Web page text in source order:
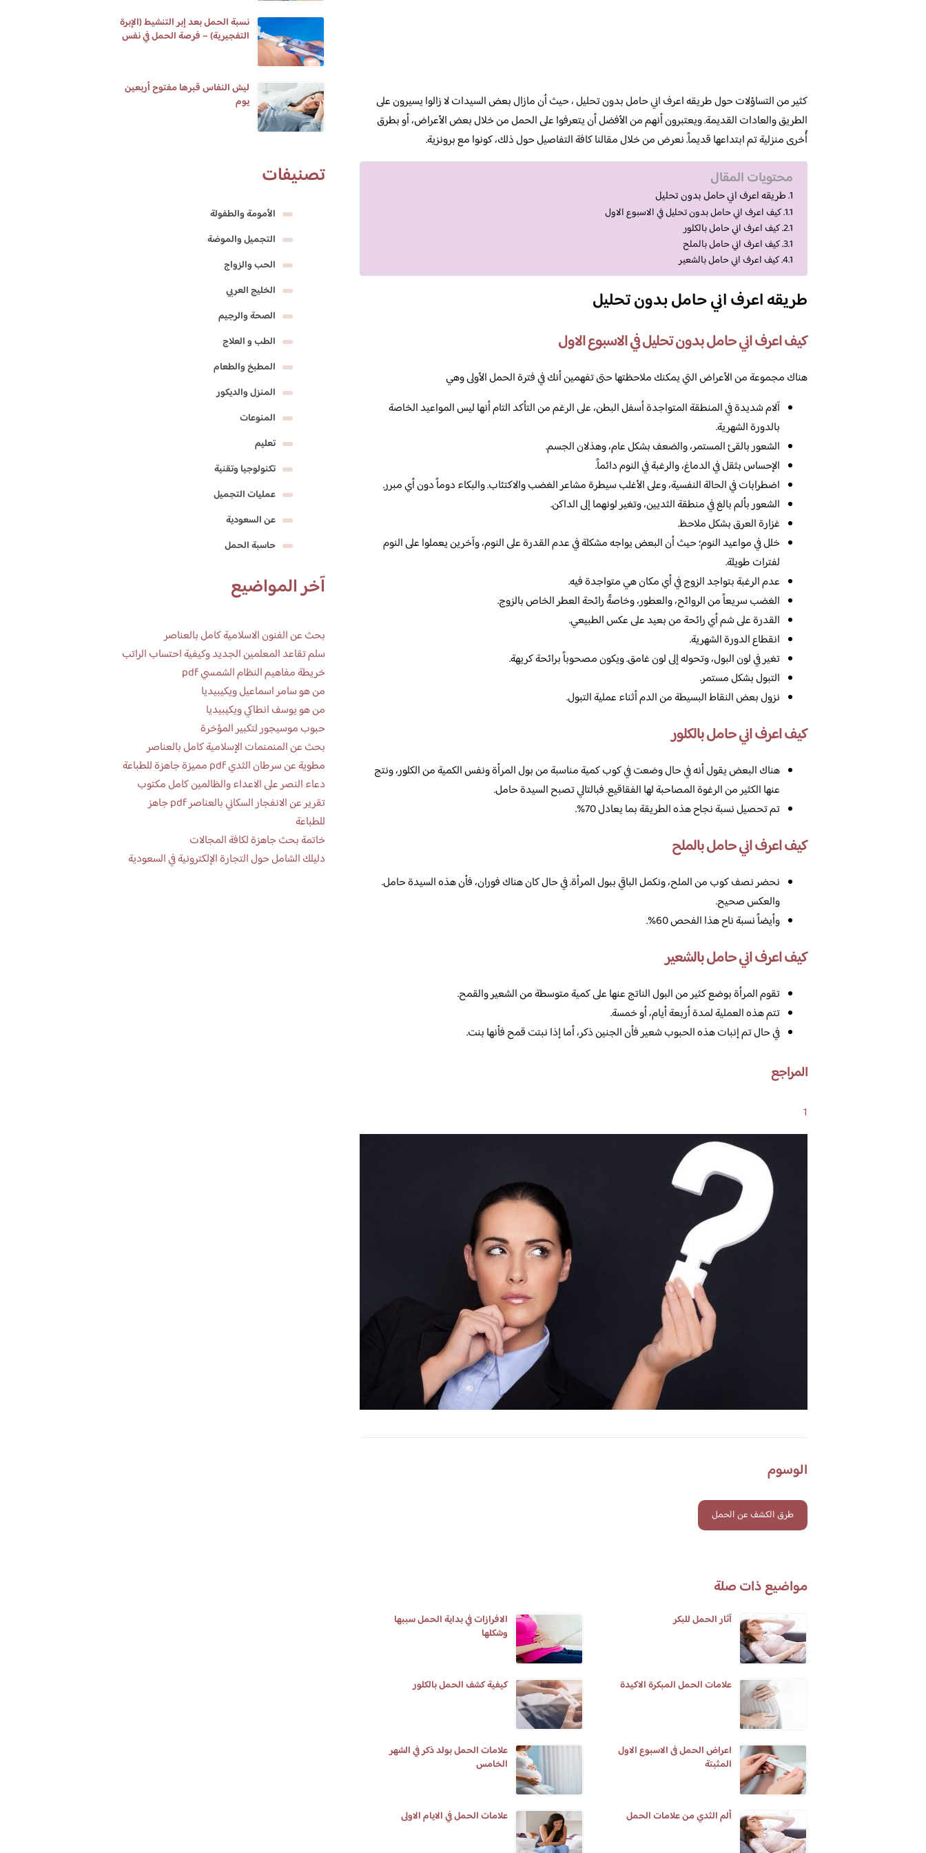
كثير من التساؤلات حول طريقه اعرف اني حامل بدون تحليل ، حيث أن مازال بعض السيدات لا زالوا يسيرون على
الطريق والعادات القديمة. ويعتبرون أنهم من الأفضل أن يتعرفوا على الحمل من خلال بعض الأعراض، أو بطرق
أُخرى منزلية تم ابتداعها قديماً. نعرض من خلال مقالنا كافة التفاصيل حول ذلك، كونوا مع برونزية.
محتويات المقال
طريقه اعرف اني حامل بدون تحليل
كيف اعرف اني حامل بدون تحليل في الاسبوع الاول
كيف اعرف اني حامل بالكلور
كيف اعرف اني حامل بالملح
كيف اعرف اني حامل بالشعير
طريقه اعرف اني حامل بدون تحليل
كيف اعرف اني حامل بدون تحليل في الاسبوع الاول
هناك مجموعة من الأعراض التي يمكنك ملاحظتها حتى تفهمين أنك في فترة الحمل الأولى وهي
آلام شديدة في المنطقة المتواجدة أسفل البطن، على الرغم من التأكد التام أنها ليس المواعيد الخاصة
بالدورة الشهرية.
الشعور بالقئ المستمر، والضعف بشكل عام، وهذلان الجسم.
الإحساس بثقل في الدماغ، والرغبة في النوم دائماً.
اضطرابات في الحالة النفسية، وعلى الأغلب سيطرة مشاعر الغضب والاكتئاب. والبكاء دوماً دون أي مبرر.
الشعور بألم بالغ في منطقة الثديين، وتغير لونهما إلى الداكن.
غزارة العرق بشكل ملاحظ.
خلل في مواعيد النوم؛ حيث أن البعض يواجه مشكلة في عدم القدرة على النوم، وآخرين يعملوا على النوم
لفترات طويلة.
عدم الرغبة بتواجد الزوج في أي مكان هي متواجدة فيه.
الغضب سريعاً من الروائح، والعطور، وخاصةً رائحة العطر الخاص بالزوج.
القدرة على شم أي رائحة من بعيد على عكس الطبيعي.
انقطاع الدورة الشهرية.
تغير في لون البول، وتحوله إلى لون غامق. ويكون مصحوباً برائحة كريهة.
التبول بشكل مستمر.
نزول بعض النقاط البسيطة من الدم أثناء عملية التبول.
كيف اعرف اني حامل بالكلور
هناك البعض يقول أنه في حال وضعت في كوب كمية مناسبة من بول المرأة ونفس الكمية من الكلور، ونتج
عنها الكثير من الرغوة المصاحبة لها الفقاقيع. فبالتالي تصبح السيدة حامل.
تم تحصيل نسبة نجاح هذه الطريقة بما يعادل 70%.
كيف اعرف اني حامل بالملح
نحضر نصف كوب من الملح، ونكمل الباقي ببول المرأة. في حال كان هناك فوران، فأن هذه السيدة حامل.
والعكس صحيح.
وأيضاً نسبة ناح هذا الفحص 60%.
كيف اعرف اني حامل بالشعير
تقوم المرأة بوضع كثير من البول الناتج عنها على كمية متوسطة من الشعير والقمح.
تتم هذه العملية لمدة أربعة أيام، أو خمسة.
في حال تم إنبات هذه الحبوب شعير فأن الجنين ذكر، أما إذا نبتت قمح فأنها بنت.
المراجع
1
الوسوم
طرق الكشف عن الحمل
مواضيع ذات صلة
آثار الحمل للبكر
الافرازات في بداية الحمل سببها
وشكلها
علامات الحمل المبكرة الاكيدة كيفية كشف الحمل بالكلور
اعراض الحمل فى الاسبوع الاول
المثبتة
علامات الحمل بولد ذكر في الشهر
الخامس
ألم الثدي من علامات الحمل علامات الحمل في الايام الاولى
نسبة الحمل بعد إبر التنشيط (الإبرة
التفجيرية) – فرصة الحمل في نفس
ليش النفاس قبرها مفتوح أربعين
يوم
تصنيفات
الأمومة والطفولة
التجميل والموضة
الحب والزواج
الخليج العربي
الصحة والرجيم
الطب و العلاج
المطبخ والطعام
المنزل والديكور
المنوعات
تعليم
تكنولوجيا وتقنية
عمليات التجميل
عن السعودية
حاسبة الحمل
آخر المواضيع
بحث عن الفنون الاسلامية كامل بالعناصر
سلم تقاعد المعلمين الجديد وكيفية احتساب الراتب
خريطة مفاهيم النظام الشمسي pdf
من هو سامر اسماعيل ويكيبيديا
من هو يوسف انطاكي ويكيبيديا
حبوب موسيجور لتكبير المؤخرة
بحث عن المنمنمات الإسلامية كامل بالعناصر
مطوية عن سرطان الثدي pdf مميزة جاهزة للطباعة
دعاء النصر على الاعداء والظالمين كامل مكتوب
تقرير عن الانفجار السكاني بالعناصر pdf جاهز
للطباعة
خاتمة بحث جاهزة لكافة المجالات
دليلك الشامل حول التجارة الإلكترونية في السعودية